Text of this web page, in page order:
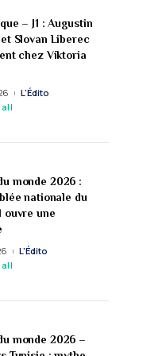
– J1 : Augustin
Slovan Liberec
chez Viktoria
L'Édito
monde 2026 :
nationale du
ouvre une
L'Édito
monde 2026 –